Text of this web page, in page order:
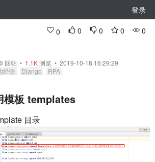
登录
0 0 0 0 0
0 回帖 • 1.1K浏览 • 2019-10-18 16:29:29
经验 Django RPA
模板 templates
目录